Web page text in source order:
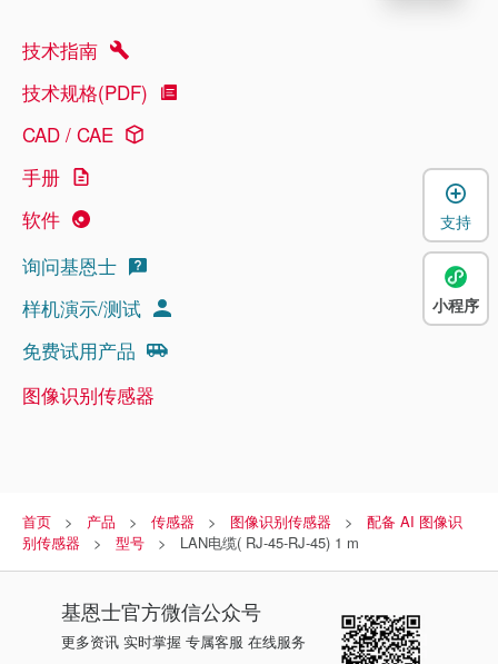
技术指南
技术规格(PDF)
CAD / CAE
手册
软件
询问基恩士
样机演示/测试
免费试用产品
图像识别传感器
首页 产品 传感器 图像识别传感器
配备 AI 图像识
别传感器
型号 LAN电缆( RJ-45-RJ-45) 1 m
基恩士官方微信公众号
更多资讯 实时掌握 专属客服 在线服务
支持
小程序